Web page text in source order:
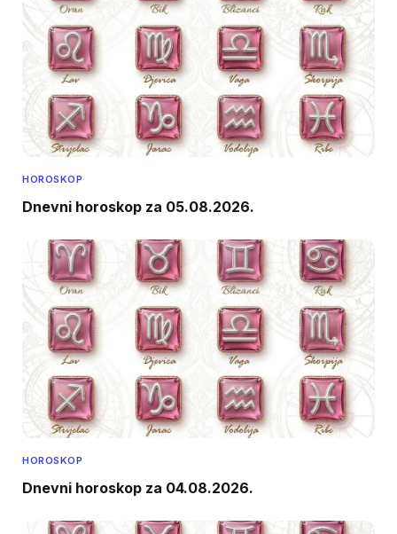
HOROSKOP
Dnevni horoskop za 05.08.2026.
HOROSKOP
Dnevni horoskop za 04.08.2026.